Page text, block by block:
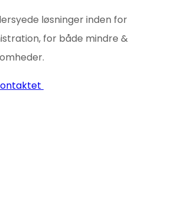
løsninger inden for
for både mindre &